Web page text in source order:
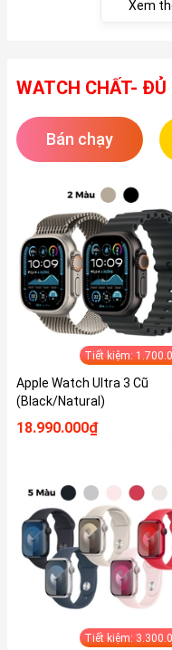
Xem
WATCH CHẤT- ĐỦ
Bán chạy
Tiết kiệm:
Apple Watch Ultra 3 Cũ
(Black/Natural)
18.990.000₫
Tiết kiệm: